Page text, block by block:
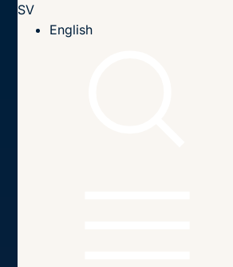
SV
English